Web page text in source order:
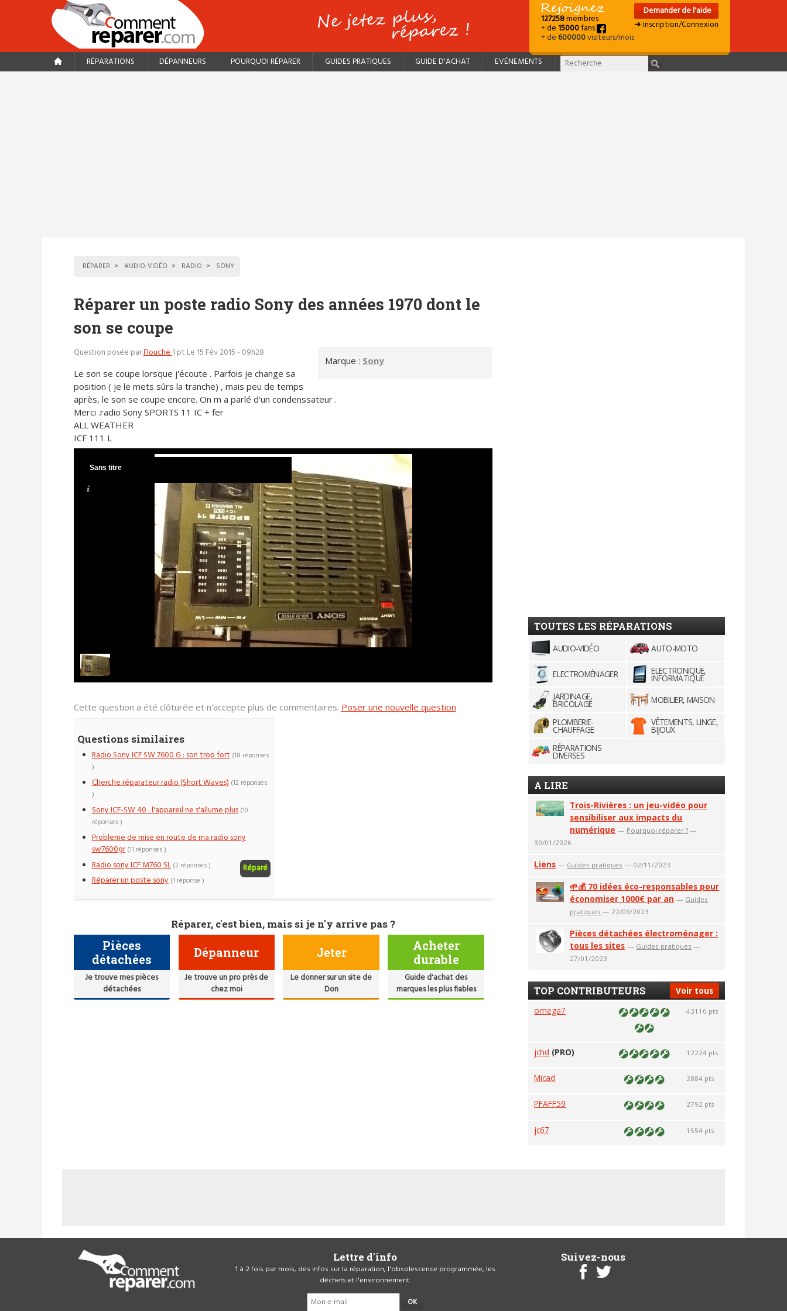
127258membres
+ de15000fans
+ de600000visiteurs/mois
Demander de l'aide
➜ Inscription/Connexion
RÉPARATIONS DÉPANNEURS POURQUOI RÉPARER GUIDES PRATIQUES GUIDE D'ACHAT EVÉNEMENTS
RÉPARER AUDIO-VIDÉO RADIO SONY
Réparer un poste radio Sony des années 1970 dont le
son se coupe
Marque : Sony
Question posée parFlouche1 pt Le 15 Fév 2015 - 09h28
Le son se coupe lorsque j'écoute . Parfois je change sa
position ( je le mets sûrs la tranche) , mais peu de temps
après, le son se coupe encore. On m a parlé d'un condenssateur .
Merci .radio Sony SPORTS 11 IC + fer
ALL WEATHER
ICF 111 L
Sans titre
Cette question a été clôturée et n'accepte plus de commentaires. Poser une nouvelle question
Questions similaires
Radio Sony ICF SW 7600 G : son trop fort (18 réponses
)
Cherche réparateur radio (Short Waves) (12 réponses
)
Sony ICF-SW 40 : l'appareil ne s'allume plus (10
réponses )
Probleme de mise en route de ma radio sony
sw7600gr (11 réponses )
Radio sony ICF M760 SL Réparé
(2 réponses )
Réparer un poste sony (1 réponse )
Réparer, c'est bien, mais si je n'y arrive pas ?
Pièces
détachées
Je trouve mes pièces
détachées
Dépanneur
Je trouve un pro près de
chez moi
Jeter
Le donner sur un site de
Don
Acheter
durable
Guide d'achat des
marques les plus fiables
TOUTES LES RÉPARATIONS
AUDIO-VIDÉO AUTO-MOTO
ELECTROMÉNAGER ELECTRONIQUE,
INFORMATIQUE
JARDINAGE,
BRICOLAGE
MOBILIER, MAISON
PLOMBERIE-
CHAUFFAGE
VÊTEMENTS, LINGE,
BIJOUX
RÉPARATIONS
DIVERSES
A LIRE
Trois-Rivières : un jeu-vidéo pour
sensibiliser aux impacts du
numérique — Pourquoi réparer ? —
30/01/2026
Liens — Guides pratiques — 02/11/2023
🌱💰 70 idées éco-responsables pour
économiser 1000€ par an — Guides
pratiques — 22/09/2023
Pièces détachées électroménager :
tous les sites — Guides pratiques —
27/01/2023
Voir tous
TOP CONTRIBUTEURS
omega7 43110 pts
jchd (PRO) 12224 pts
Micad 2884 pts
PFAFF59 2792 pts
jc67 1554 pts
Lettre d'info
1 à 2 fois par mois, des infos sur la réparation, l'obsolescence programmée, les
déchets et l'environnement.
OK
Suivez-nous